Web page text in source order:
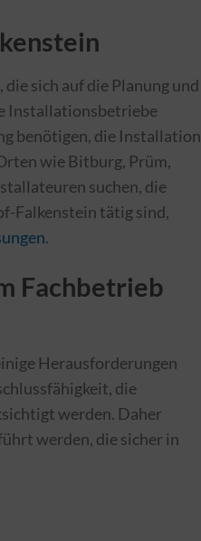
sich auf die Planung und
Installationsbetriebe
benötigen, die Installation
wie Bitburg, Prüm,
suchen, die
Falkenstein tätig sind,
.
Fachbetrieb
Herausforderungen
die
werden. Daher
werden, die sicher in